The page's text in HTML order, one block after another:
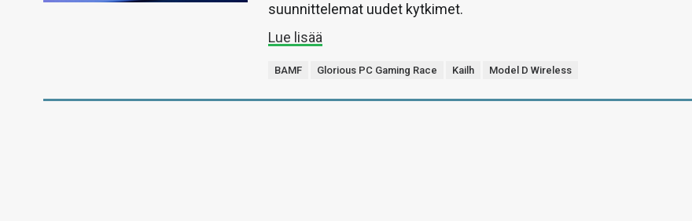
suunnittelemat uudet kytkimet.
Lue lisää
BAMF Glorious PC Gaming Race Kailh Model D Wireless